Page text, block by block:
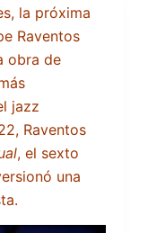
la próxima
Raventos
obra de
jazz
Raventos
, el sexto
una